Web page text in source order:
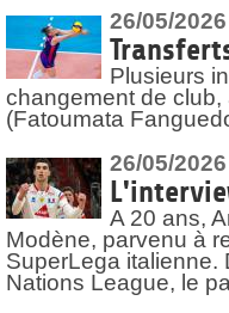
26/05/2026
Plusieurs
changement de
(Fatoumata
26/05/2026
A 20 ans,
Modène, parvenu à
SuperLega italienne.
Nations League, le